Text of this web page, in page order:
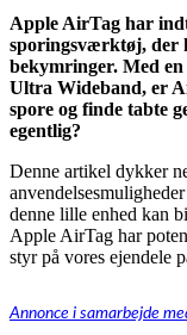
Apple AirTag har
sporingsværktøj, der
bekymringer. Med
Ultra Wideband, er
spore og finde tabte
egentlig?
Denne artikel dykker
denne lille enhed kan
Apple AirTag har
styr på vores ejendele
Annonce i samarbejde